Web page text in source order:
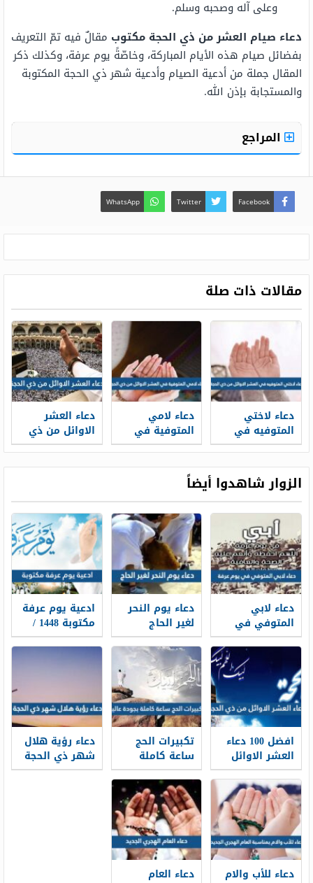
وعلى آله وصحبه وسلم.
دعاء صيام العشر من ذي الحجة مكتوب مقالٌ فيه تمّ التعريف
بفضائل صيام هذه الأيام المباركة، وخاصّةً يوم عرفة، وكذلك ذكر
المقال جملة من أدعية الصيام وأدعية شهر ذي الحجة المكتوبة
والمستجابة بإذن الله.
المراجع
Facebook
Twitter
WhatsApp
مقالات ذات صلة
دعاء لاختي
المتوفيه في
العشر الاوائل
دعاء لامي
المتوفية في
العشر الاوائل
2026 بالصور
دعاء العشر
الاوائل من ذي
الحجة 2026
الزوار شاهدوا أيضاً
دعاء لابي
المتوفي في
يوم عرفة 2026
أدعية لأبي
المتوفي في
وقفة عرفة 1448
دعاء يوم النحر
لغير الحاج
مكتوب 2026 ،
أدعية يوم النحر
لغير الحاج 1448
ادعية يوم عرفة
مكتوبة 1448 /
2026 لبيك اللهم
لبيك
افضل 100 دعاء
العشر الاوائل
من ذي الحجة
مكتوب 1448 /
2026
تكبيرات الحج
ساعة كاملة
بجودة عالية
1448 -2026 لبيك
اللهم لبيك
دعاء رؤية هلال
شهر ذي الحجة
1448 كامل
دعاء للأب والام دعاء العام